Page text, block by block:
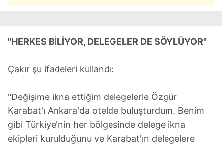
"HERKES BİLİYOR, DELEGELER DE SÖYLÜYOR"
Çakır şu ifadeleri kullandı:
"Değişime ikna ettiğim delegelerle Özgür
Karabat'ı Ankara'da otelde buluşturdum. Benim
gibi Türkiye'nin her bölgesinde delege ikna
ekipleri kurulduğunu ve Karabat'ın delegelere